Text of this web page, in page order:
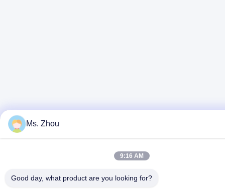
Ms. Zhou
9:16 AM
Good day, what product are you looking for?